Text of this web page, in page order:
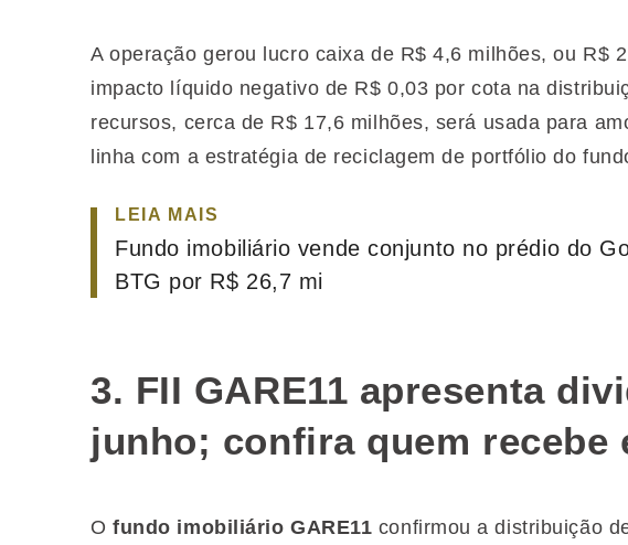
A operação gerou lucro caixa de R$ 4,6 milhões, ou R$
impacto líquido negativo de R$ 0,03 por cota na
recursos, cerca de R$ 17,6 milhões, será usada para
linha com a estratégia de reciclagem de portfólio do
LEIA MAIS
Fundo imobiliário vende conjunto no prédio do
BTG por R$ 26,7 mi
3. FII GARE11 apresenta
junho; confira quem recebe
O fundo imobiliário GARE11 confirmou a distribuição